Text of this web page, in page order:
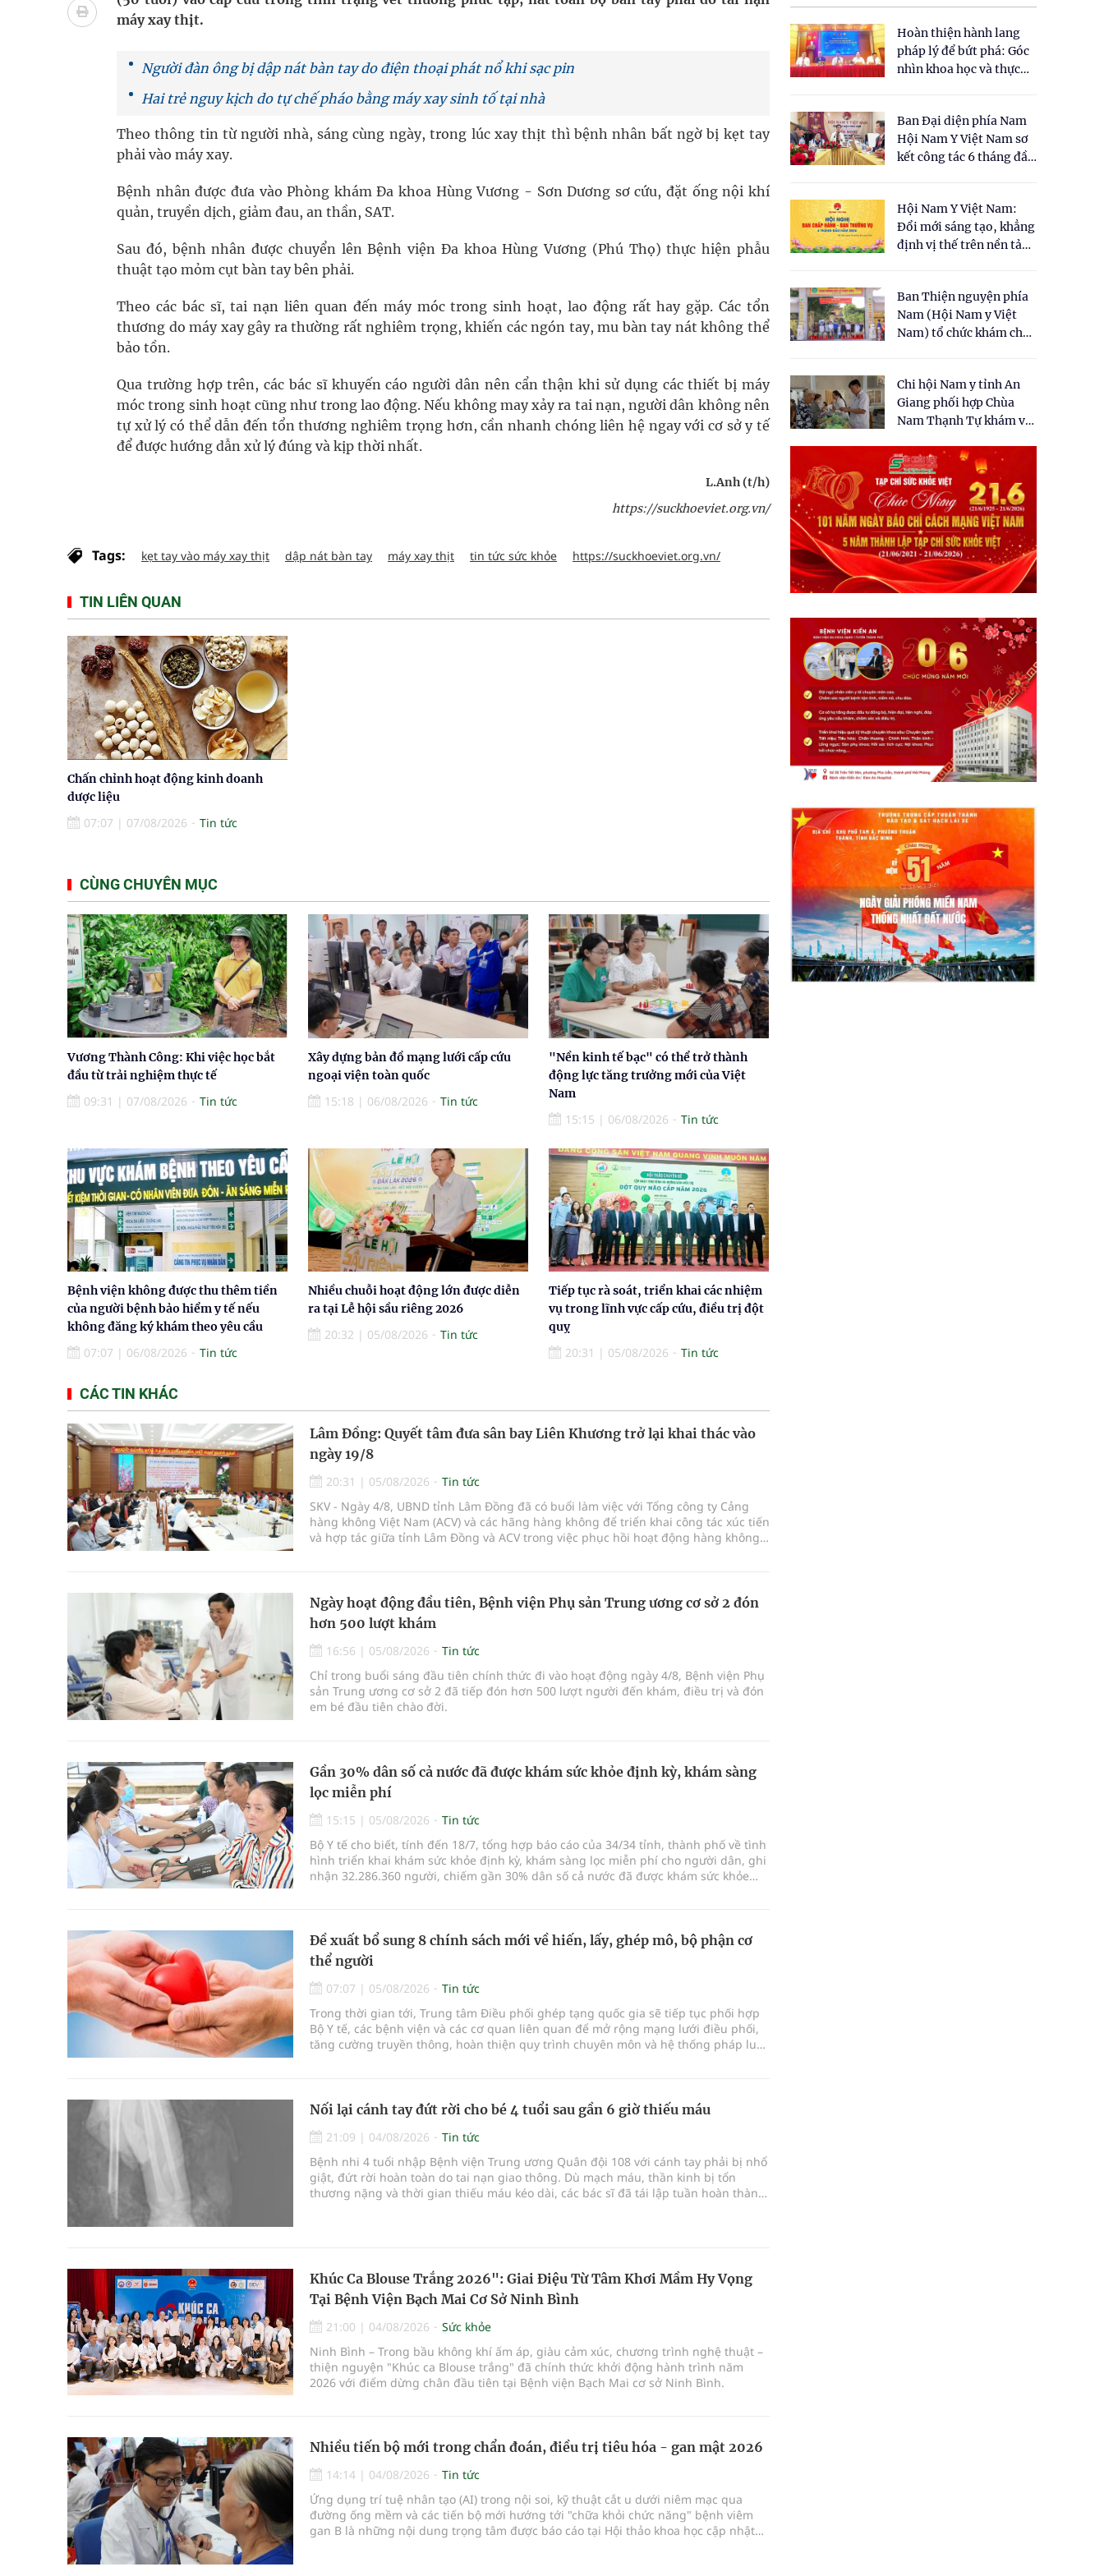
bảo vệ sức khỏe Nhân dân
Ung thư thận: Nguy hiểm vì tiến triển quá âm thầm
Vương Thành Công: Khi việc học bắt đầu từ trải nghiệm thực tế
máy xay thịt.
Người đàn ông bị dập nát bàn tay do điện thoại phát nổ khi sạc pin
Hai trẻ nguy kịch do tự chế pháo bằng máy xay sinh tố tại nhà
Theo thông tin từ người nhà, sáng cùng ngày, trong lúc xay thịt thì bệnh nhân bất ngờ bị kẹt tay
phải vào máy xay.
Bệnh nhân được đưa vào Phòng khám Đa khoa Hùng Vương - Sơn Dương sơ cứu, đặt ống nội khí
quản, truyền dịch, giảm đau, an thần, SAT.
Sau đó, bệnh nhân được chuyển lên Bệnh viện Đa khoa Hùng Vương (Phú Thọ) thực hiện phẫu
thuật tạo mỏm cụt bàn tay bên phải.
Theo các bác sĩ, tai nạn liên quan đến máy móc trong sinh hoạt, lao động rất hay gặp. Các tổn
thương do máy xay gây ra thường rất nghiêm trọng, khiến các ngón tay, mu bàn tay nát không thể
bảo tồn.
Qua trường hợp trên, các bác sĩ khuyến cáo người dân nên cẩn thận khi sử dụng các thiết bị máy
móc trong sinh hoạt cũng như trong lao động. Nếu không may xảy ra tai nạn, người dân không nên
tự xử lý có thể dẫn đến tổn thương nghiêm trọng hơn, cần nhanh chóng liên hệ ngay với cơ sở y tế
để được hướng dẫn xử lý đúng và kịp thời nhất.
L.Anh (t/h)
https://suckhoeviet.org.vn/
Tags: kẹt tay vào máy xay thịt dập nát bàn tay máy xay thịt tin tức sức khỏe https://suckhoeviet.org.vn/
TIN LIÊN QUAN
Chấn chỉnh hoạt động kinh doanh
dược liệu
07:07 | 07/08/2026 Tin tức
CÙNG CHUYÊN MỤC
Vương Thành Công: Khi việc học bắt
đầu từ trải nghiệm thực tế
09:31 | 07/08/2026 Tin tức
Xây dựng bản đồ mạng lưới cấp cứu
ngoại viện toàn quốc
15:18 | 06/08/2026 Tin tức
"Nền kinh tế bạc" có thể trở thành
động lực tăng trưởng mới của Việt
Nam
15:15 | 06/08/2026 Tin tức
Bệnh viện không được thu thêm tiền
của người bệnh bảo hiểm y tế nếu
không đăng ký khám theo yêu cầu
07:07 | 06/08/2026 Tin tức
Nhiều chuỗi hoạt động lớn được diễn
ra tại Lễ hội sầu riêng 2026
20:32 | 05/08/2026 Tin tức
Tiếp tục rà soát, triển khai các nhiệm
vụ trong lĩnh vực cấp cứu, điều trị đột
quỵ
20:31 | 05/08/2026 Tin tức
CÁC TIN KHÁC
Lâm Đồng: Quyết tâm đưa sân bay Liên Khương trở lại khai thác vào
ngày 19/8
20:31 | 05/08/2026
Tin tức
SKV - Ngày 4/8, UBND tỉnh Lâm Đồng đã có buổi làm việc với Tổng công ty Cảng
hàng không Việt Nam (ACV) và các hãng hàng không để triển khai công tác xúc tiến
và hợp tác giữa tỉnh Lâm Đồng và ACV trong việc phục hồi hoạt động hàng không,
Ngày hoạt động đầu tiên, Bệnh viện Phụ sản Trung ương cơ sở 2 đón
hơn 500 lượt khám
16:56 | 05/08/2026
Tin tức
Chỉ trong buổi sáng đầu tiên chính thức đi vào hoạt động ngày 4/8, Bệnh viện Phụ
sản Trung ương cơ sở 2 đã tiếp đón hơn 500 lượt người đến khám, điều trị và đón
em bé đầu tiên chào đời.
Gần 30% dân số cả nước đã được khám sức khỏe định kỳ, khám sàng
lọc miễn phí
15:15 | 05/08/2026
Tin tức
Bộ Y tế cho biết, tính đến 18/7, tổng hợp báo cáo của 34/34 tỉnh, thành phố về tình
hình triển khai khám sức khỏe định kỳ, khám sàng lọc miễn phí cho người dân, ghi
nhận 32.286.360 người, chiếm gần 30% dân số cả nước đã được khám sức khỏe
Đề xuất bổ sung 8 chính sách mới về hiến, lấy, ghép mô, bộ phận cơ
thể người
07:07 | 05/08/2026
Tin tức
Trong thời gian tới, Trung tâm Điều phối ghép tạng quốc gia sẽ tiếp tục phối hợp
Bộ Y tế, các bệnh viện và các cơ quan liên quan để mở rộng mạng lưới điều phối,
tăng cường truyền thông, hoàn thiện quy trình chuyên môn và hệ thống pháp luật
Nối lại cánh tay đứt rời cho bé 4 tuổi sau gần 6 giờ thiếu máu
21:09 | 04/08/2026
Tin tức
Bệnh nhi 4 tuổi nhập Bệnh viện Trung ương Quân đội 108 với cánh tay phải bị nhổ
giật, đứt rời hoàn toàn do tai nạn giao thông. Dù mạch máu, thần kinh bị tổn
thương nặng và thời gian thiếu máu kéo dài, các bác sĩ đã tái lập tuần hoàn thành
Khúc Ca Blouse Trắng 2026": Giai Điệu Từ Tâm Khơi Mầm Hy Vọng
Tại Bệnh Viện Bạch Mai Cơ Sở Ninh Bình
21:00 | 04/08/2026
Sức khỏe
Ninh Bình – Trong bầu không khí ấm áp, giàu cảm xúc, chương trình nghệ thuật –
thiện nguyện "Khúc ca Blouse trắng" đã chính thức khởi động hành trình năm
2026 với điểm dừng chân đầu tiên tại Bệnh viện Bạch Mai cơ sở Ninh Bình.
Nhiều tiến bộ mới trong chẩn đoán, điều trị tiêu hóa - gan mật 2026
14:14 | 04/08/2026
Tin tức
Ứng dụng trí tuệ nhân tạo (AI) trong nội soi, kỹ thuật cắt u dưới niêm mạc qua
đường ống mềm và các tiến bộ mới hướng tới "chữa khỏi chức năng" bệnh viêm
gan B là những nội dung trọng tâm được báo cáo tại Hội thảo khoa học cập nhật
Hoàn thiện hành lang
pháp lý để bứt phá: Góc
nhìn khoa học và thực
cho Luật Y dược cổ
truyền Việt Nam"
Ban Đại diện phía Nam
Hội Nam Y Việt Nam sơ
kết công tác 6 tháng đầu
Hội Nam Y Việt Nam:
Đổi mới sáng tạo, khẳng
định vị thế trên nền tảng
Ban Thiện nguyện phía
Nam (Hội Nam y Việt
Nam) tổ chức khám chữa
dân tại xã Tân Tập
Chi hội Nam y tỉnh An
Giang phối hợp Chùa
Nam Thạnh Tự khám và
nhân dân